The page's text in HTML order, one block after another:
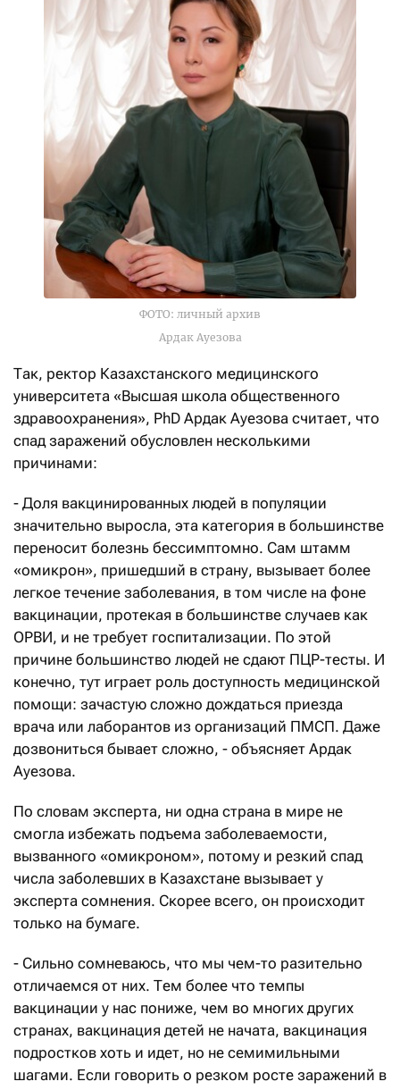
ФОТО: личный архив
Ардак Ауезова
Так, ректор Казахстанского медицинского
университета «Высшая школа общественного
здравоохранения», PhD Ардак Ауезова считает, что
спад заражений обусловлен несколькими
причинами:
- Доля вакцинированных людей в популяции
значительно выросла, эта категория в большинстве
переносит болезнь бессимптомно. Сам штамм
«омикрон», пришедший в страну, вызывает более
легкое течение заболевания, в том числе на фоне
вакцинации, протекая в большинстве случаев как
ОРВИ, и не требует госпитализации. По этой
причине большинство людей не сдают ПЦР-тесты. И
конечно, тут играет роль доступность медицинской
помощи: зачастую сложно дождаться приезда
врача или лаборантов из организаций ПМСП. Даже
дозвониться бывает сложно, - объясняет Ардак
Ауезова.
По словам эксперта, ни одна страна в мире не
смогла избежать подъема заболеваемости,
вызванного «омикроном», потому и резкий спад
числа заболевших в Казахстане вызывает у
эксперта сомнения. Скорее всего, он происходит
только на бумаге.
- Сильно сомневаюсь, что мы чем-то разительно
отличаемся от них. Тем более что темпы
вакцинации у нас пониже, чем во многих других
странах, вакцинация детей не начата, вакцинация
подростков хоть и идет, но не семимильными
шагами. Если говорить о резком росте заражений в